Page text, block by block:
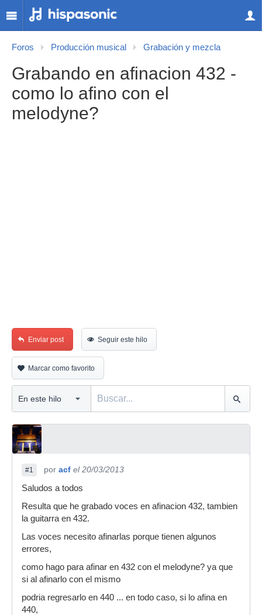
Foros Producción musical Grabación y mezcla
Grabando en afinacion 432 -
como lo afino con el
melodyne?
Enviar post Seguir este hilo
Marcar como favorito
#1 por acf el 20/03/2013
Saludos a todos
Resulta que he grabado voces en afinacion 432, tambien
la guitarra en 432.
Las voces necesito afinarlas porque tienen algunos
errores,
como hago para afinar en 432 con el melodyne? ya que
si al afinarlo con el mismo
podria regresarlo en 440 ... en todo caso, si lo afina en
440,